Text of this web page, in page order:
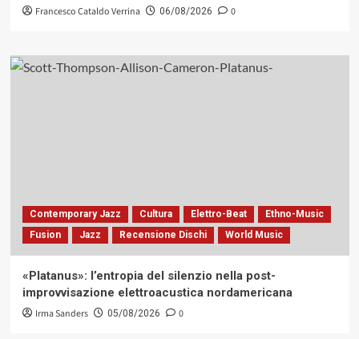
Francesco Cataldo Verrina 06/08/2026 0
Contemporary Jazz Cultura Elettro-Beat
Ethno-Music
Fusion
Jazz Recensione Dischi World Music
«Platanus»: l’entropia del silenzio nella post-
improvvisazione elettroacustica nordamericana
Irma Sanders 05/08/2026 0